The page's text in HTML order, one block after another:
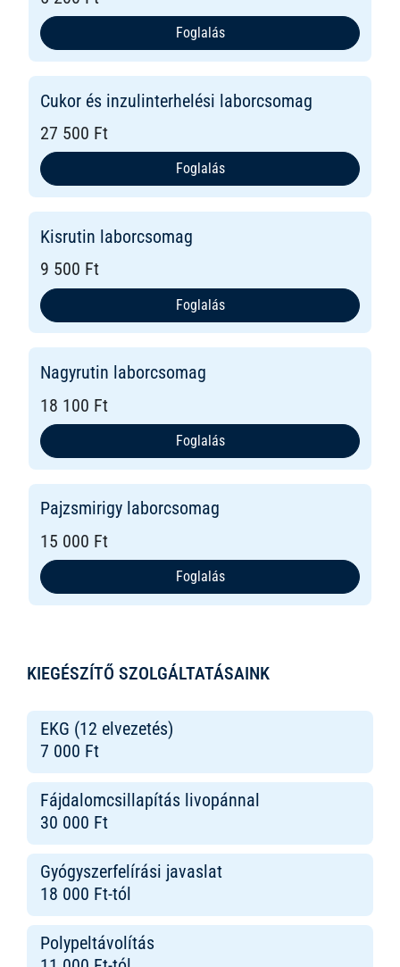
Foglalás
Cukor és inzulinterhelési laborcsomag
27 500 Ft
Foglalás
Kisrutin laborcsomag
9 500 Ft
Foglalás
Nagyrutin laborcsomag
18 100 Ft
Foglalás
Pajzsmirigy laborcsomag
15 000 Ft
Foglalás
KIEGÉSZÍTŐ SZOLGÁLTATÁSAINK
EKG (12 elvezetés)
7 000 Ft
Fájdalomcsillapítás livopánnal
30 000 Ft
Gyógyszerfelírási javaslat
18 000 Ft-tól
Polypeltávolítás